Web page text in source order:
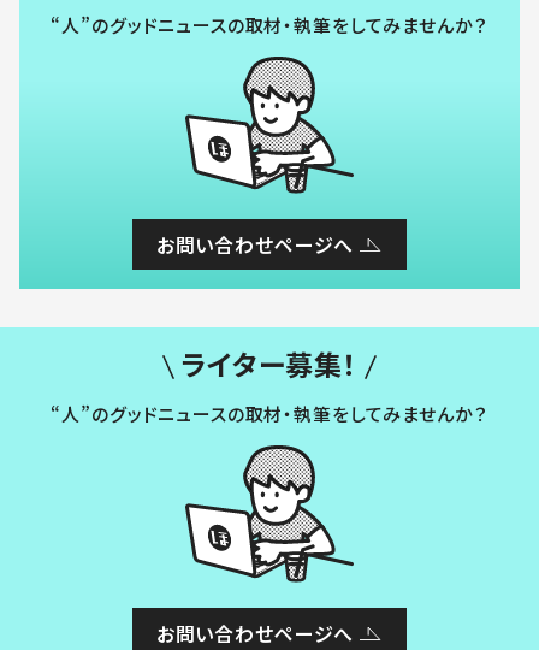
“人”のグッドニュースの取材・執筆をしてみませんか？
お問い合わせページへ
ライター募集！
“人”のグッドニュースの取材・執筆をしてみませんか？
お問い合わせページへ